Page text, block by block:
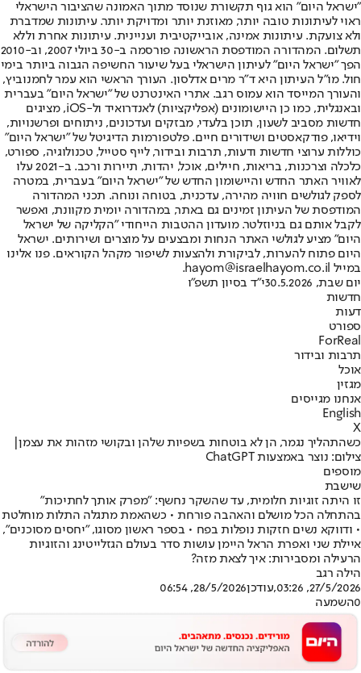
"ישראל היום" הוא גוף תקשורת שנוסד מתוך האמונה שהציבור הישראלי
ראוי לעיתונות טובה יותר, מאוזנת יותר ומדויקת יותר. עיתונות שמדברת
ולא צועקת. עיתונות אמינה, אובייקטיבית ועניינית. עיתונות אחרת וללא
תשלום. המהדורה המודפסת הראשונה פורסמה ב-30 ביולי 2007, וב-2010
הפך "ישראל היום" לעיתון הישראלי בעל שיעור החשיפה הגבוה ביותר בימי
חול. מו"ל העיתון היא ד"ר מרים אדלסון. העורך הראשי הוא עמר לחמנוביץ,
והעורך המייסד הוא עמוס רגב. אתרי האינטרנט של "ישראל היום" בעברית
ובאנגלית, כמו כן היישומונים (אפליקציות) לאנדרואיד ול-iOS, מציגים
חדשות מסביב לשעון, תוכן בלעדי, מבזקים ועדכונים, ניתוחים ופרשנויות,
וידיאו, פודקאסטים ושידורים חיים. פלטפורמות הדיגיטל של "ישראל היום"
כוללות ערוצי חדשות ודעות, תרבות ובידור, לייף סטייל, טכנולוגיה, ספורט,
כלכלה וצרכנות, בריאות, חיילים, אוכל, יהדות, תיירות ורכב. ב-2021 עלו
לאוויר האתר החדש והיישומון החדש של "ישראל היום" בעברית, במטרה
לספק לגולשים חוויה מהירה, עדכנית, בטוחה ונוחה. תכני המהדורה
המודפסת של העיתון זמינים גם באתר, במהדורה יומית מקוונת, ואפשר
לקבל אותם גם בניוזלטר. מועדון ההטבות הייחודי "הקליקה של ישראל
היום" מציע לגולשי האתר הנחות ומבצעים על מוצרים ושירותים. ישראל
היום פתוח להערות, לביקורת ולהצעות לשיפור מקהל הקוראים. פנו אלינו
במייל hayom@israelhayom.co.il.
יום שבת, 30.5.2026
י"ד בסיון תשפ"ו
חדשות
דעות
ספורט
ForReal
תרבות ובידור
אוכל
מגזין
אנחנו מגייסים
English
X
כשהתהליך נגמר, הן לא בוטחות בשפיות שלהן ובקושי מזהות את עצמן|
צילום: נוצר באמצעות ChatGPT
מוספים
שישבת
זו היתה זוגיות חלומית, עד שהשקר נחשף: "מפרק אותך לחתיכות"
בהתחלה הכל מושלם והאהבה פורחת • כשהאמת מתגלה התלות מוחלטת
• ודווקא נשים חזקות נופלות בפח • בספר ראשון מסוגו, "יחסים מסוכנים",
איילת שני ואפרת הראל היימן עושות סדר בעולם הגזלייטינג והזוגיות
הרעילה ומסבירות: איך לצאת מזה?
הילה רגב
27/5/2026, 03:26
,עודכן28/5/2026, 06:54
0השמעה